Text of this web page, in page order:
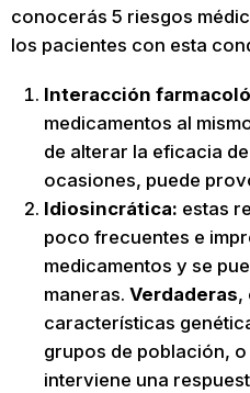
conocerás 5 riesgos
los pacientes con esta
Interacción
medicamentos al
de alterar la eficacia
ocasiones, puede
Idiosincrática: estas
poco frecuentes e
medicamentos y se
maneras. Verdaderas,
características
grupos de población, o
interviene una